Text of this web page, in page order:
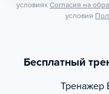
условиях Согласия на
условия
Бесплатный
Тренажер